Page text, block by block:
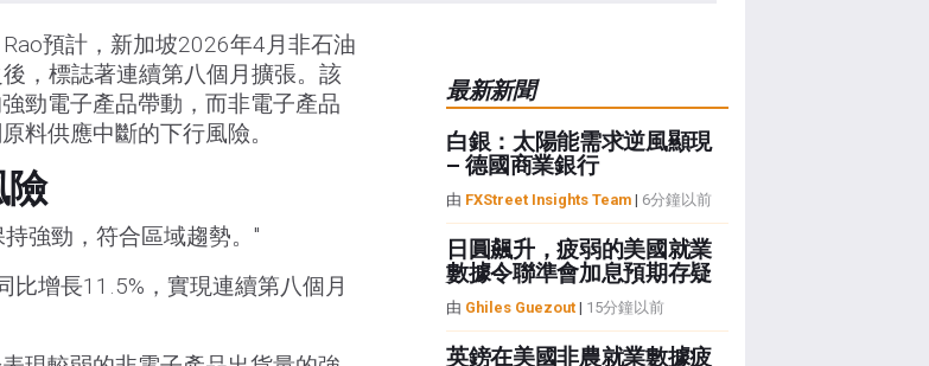
預計，新加坡2026年4月非石油
，標誌著連續第八個月擴張。該
勁電子產品帶動，而非電子產品
料供應中斷的下行風險。
險
強勁，符合區域趨勢。"
比增長11.5%，實現連續第八個月
最新新聞
白銀：太陽能需求逆風顯現
– 德國商業銀行
由 FXStreet Insights Team| 6分鐘以前
日圓飆升，疲弱的美國就業
數據令聯準會加息預期存疑
由 Ghiles Guezout| 15分鐘以前
英鎊在美國非農就業數據疲